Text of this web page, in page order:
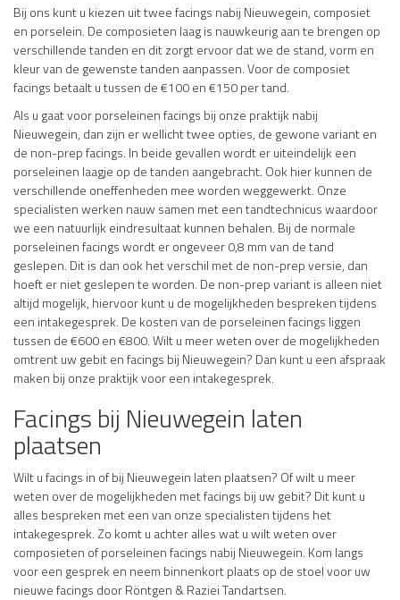
Bij ons kunt u kiezen uit twee facings nabij Nieuwegein, composiet
en porselein. De composieten laag is nauwkeurig aan te brengen op
verschillende tanden en dit zorgt ervoor dat we de stand, vorm en
kleur van de gewenste tanden aanpassen. Voor de composiet
facings betaalt u tussen de €100 en €150 per tand.
Als u gaat voor porseleinen facings bij onze praktijk nabij
Nieuwegein, dan zijn er wellicht twee opties, de gewone variant en
de non-prep facings. In beide gevallen wordt er uiteindelijk een
porseleinen laagje op de tanden aangebracht. Ook hier kunnen de
verschillende oneffenheden mee worden weggewerkt. Onze
specialisten werken nauw samen met een tandtechnicus waardoor
we een natuurlijk eindresultaat kunnen behalen. Bij de normale
porseleinen facings wordt er ongeveer 0,8 mm van de tand
geslepen. Dit is dan ook het verschil met de non-prep versie, dan
hoeft er niet geslepen te worden. De non-prep variant is alleen niet
altijd mogelijk, hiervoor kunt u de mogelijkheden bespreken tijdens
een intakegesprek. De kosten van de porseleinen facings liggen
tussen de €600 en €800. Wilt u meer weten over de mogelijkheden
omtrent uw gebit en facings bij Nieuwegein? Dan kunt u een afspraak
maken bij onze praktijk voor een intakegesprek.
Facings bij Nieuwegein laten
plaatsen
Wilt u facings in of bij Nieuwegein laten plaatsen? Of wilt u meer
weten over de mogelijkheden met facings bij uw gebit? Dit kunt u
alles bespreken met een van onze specialisten tijdens het
intakegesprek. Zo komt u achter alles wat u wilt weten over
composieten of porseleinen facings nabij Nieuwegein. Kom langs
voor een gesprek en neem binnenkort plaats op de stoel voor uw
nieuwe facings door Röntgen & Raziei Tandartsen.